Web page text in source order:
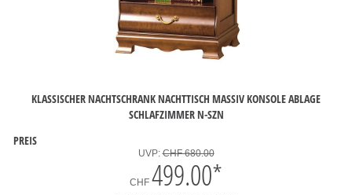
KLASSISCHER NACHTSCHRANK NACHTTISCH MASSIV KONSOLE ABLAGE
SCHLAFZIMMER N-SZN
PREIS
UVP:CHF 680.00
CHF 499.00*